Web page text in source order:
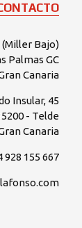
(Miller Bajo)
Palmas GC
Canaria
Insular, 45
- Telde
Canaria
928 155 667